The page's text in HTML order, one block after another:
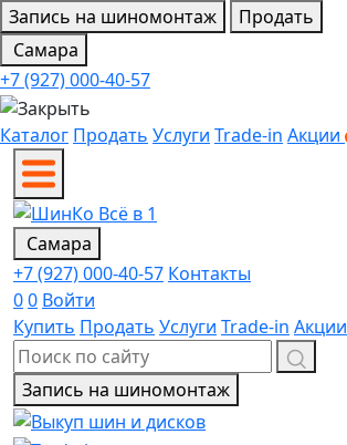
Запись на шиномонтаж
Продать
Самара
+7 (927) 000-40-57
Каталог Продать Услуги Trade-in Акции
Самара
+7 (927) 000-40-57 Контакты
00 Войти
Купить Продать Услуги Trade-in Акции
Запись на шиномонтаж